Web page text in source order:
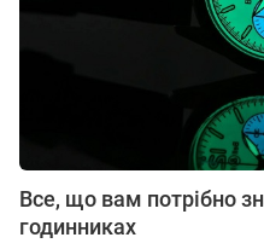
Все, що вам потрібно
годинниках